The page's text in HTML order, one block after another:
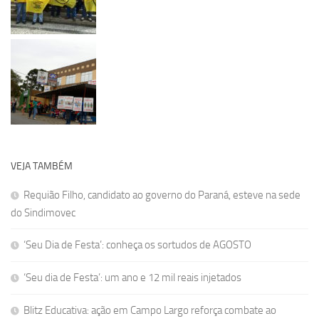
VEJA TAMBÉM
Requião Filho, candidato ao governo do Paraná, esteve na sede
do Sindimovec
‘Seu Dia de Festa’: conheça os sortudos de AGOSTO
‘Seu dia de Festa’: um ano e 12 mil reais injetados
Blitz Educativa: ação em Campo Largo reforça combate ao